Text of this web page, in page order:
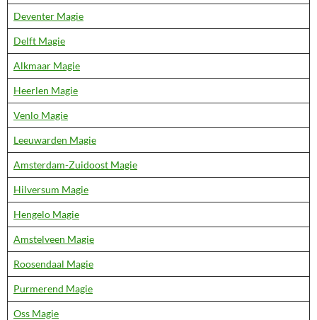
Deventer Magie
Delft Magie
Alkmaar Magie
Heerlen Magie
Venlo Magie
Leeuwarden Magie
Amsterdam-Zuidoost Magie
Hilversum Magie
Hengelo Magie
Amstelveen Magie
Roosendaal Magie
Purmerend Magie
Oss Magie